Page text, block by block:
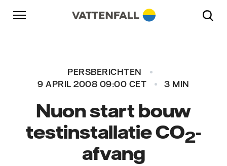
Naar content
Naar hoofdnavigatie
Ga naar footer
PERSBERICHTEN
9 APRIL 2008 09:00 CET
3 MIN
Nuon start bouw
testinstallatieCO2-
afvang
Naar hoofdnavigatie